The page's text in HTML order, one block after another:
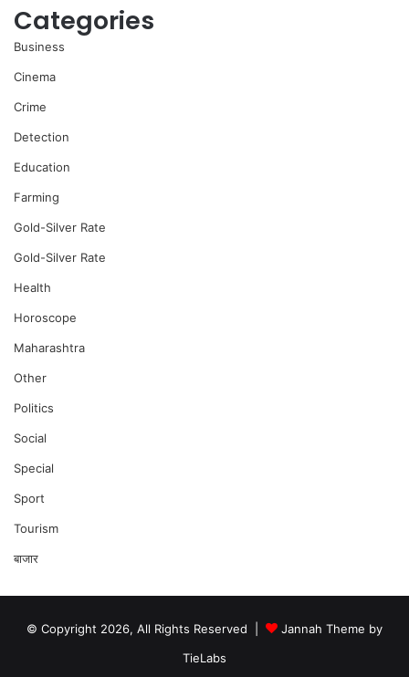
Categories
Business
Cinema
Crime
Detection
Education
Farming
Gold-Silver Rate
Gold-Silver Rate
Health
Horoscope
Maharashtra
Other
Politics
Social
Special
Sport
Tourism
बाजार
© Copyright 2026, All Rights Reserved |
Jannah Theme by
TieLabs